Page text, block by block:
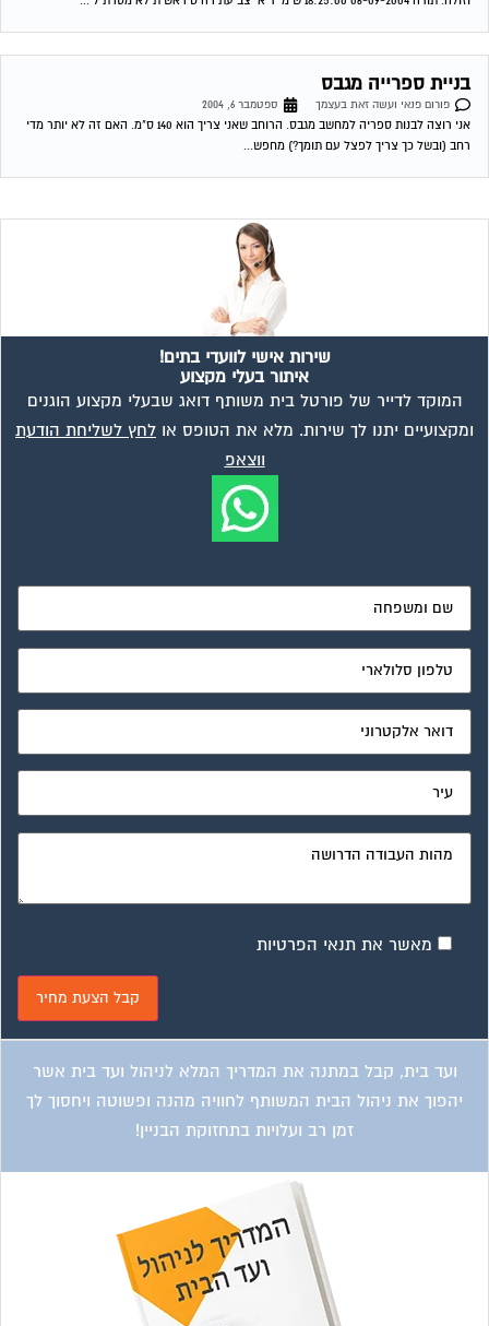
בניית ספרייה מגבס
פורום פנאי ועשה זאת בעצמך
ספטמבר 6, 2004
אני רוצה לבנות ספריה למחשב מגבס. הרוחב שאני צריך הוא 140 ס"מ. האם זה לא יותר מדי
רחב (ובשל כך צריך לפצל עם תומך?) מחפש...
שירות אישי לוועדי בתים!
איתור בעלי מקצוע
המוקד לדייר של פורטל בית משותף דואג שבעלי מקצוע הוגנים
ומקצועיים יתנו לך שירות. מלא את הטופס אולחץ לשליחת הודעת
ווצאפ
מאשר את תנאי הפרטיות
ועד בית, קבל במתנה את המדריך המלא לניהול ועד בית אשר
יהפוך את ניהול הבית המשותף לחוויה מהנה ופשוטה ויחסוך לך
זמן רב ועלויות בתחזוקת הבניין!